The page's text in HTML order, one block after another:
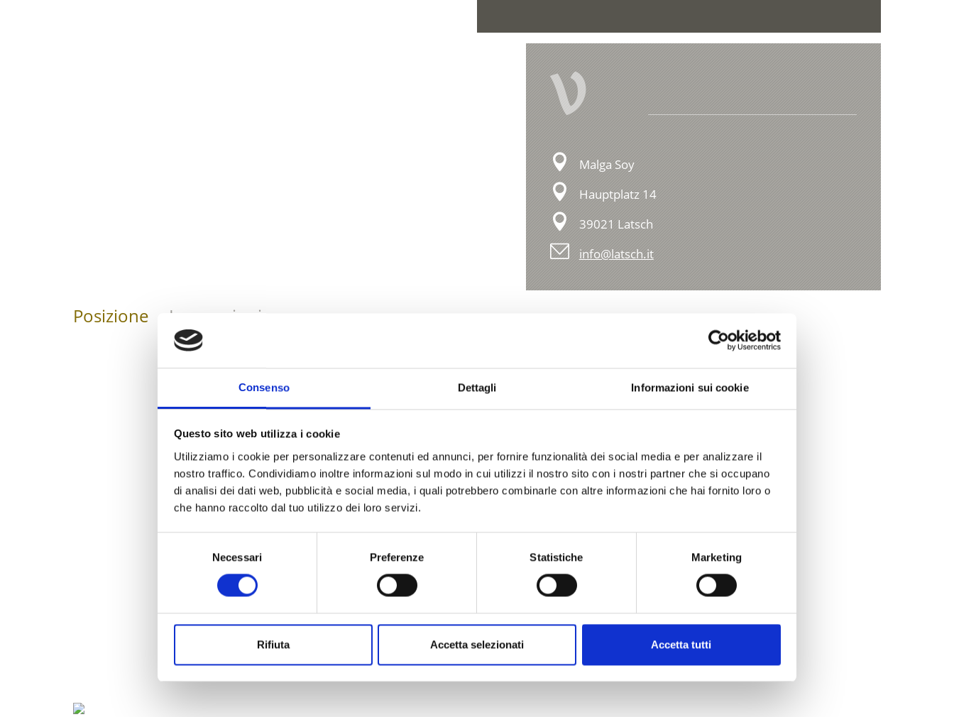
Consenso Dettagli Informazioni sui cookie
Questo sito web utilizza i cookie
Utilizziamo i cookie per personalizzare contenuti ed annunci, per fornire funzionalità dei social media e per analizzare il
nostro traffico. Condividiamo inoltre informazioni sul modo in cui utilizzi il nostro sito con i nostri partner che si occupano
di analisi dei dati web, pubblicità e social media, i quali potrebbero combinarle con altre informazioni che hai fornito loro o
che hanno raccolto dal tuo utilizzo dei loro servizi.
Necessari Preferenze Statistiche Marketing
Rifiuta Accetta selezionati Accetta tutti
V
Malga Soy
Hauptplatz 14
39021 Latsch
info@latsch.it
Posizione Impressioni